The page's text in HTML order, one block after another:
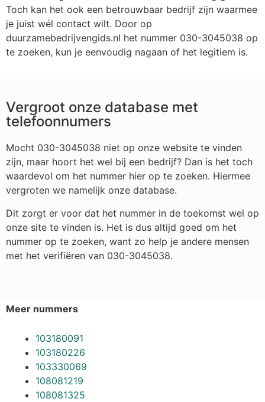
Toch kan het ook een betrouwbaar bedrijf zijn waarmee
je juist wél contact wilt. Door op
duurzamebedrijvengids.nl het nummer 030-3045038 op
te zoeken, kun je eenvoudig nagaan of het legitiem is.
Vergroot onze database met
telefoonnumers
Mocht 030-3045038 niet op onze website te vinden
zijn, maar hoort het wel bij een bedrijf? Dan is het toch
waardevol om het nummer hier op te zoeken. Hiermee
vergroten we namelijk onze database.
Dit zorgt er voor dat het nummer in de toekomst wel op
onze site te vinden is. Het is dus altijd goed om het
nummer op te zoeken, want zo help je andere mensen
met het verifiëren van 030-3045038.
Meer nummers
103180091
103180226
103330069
108081219
108081325